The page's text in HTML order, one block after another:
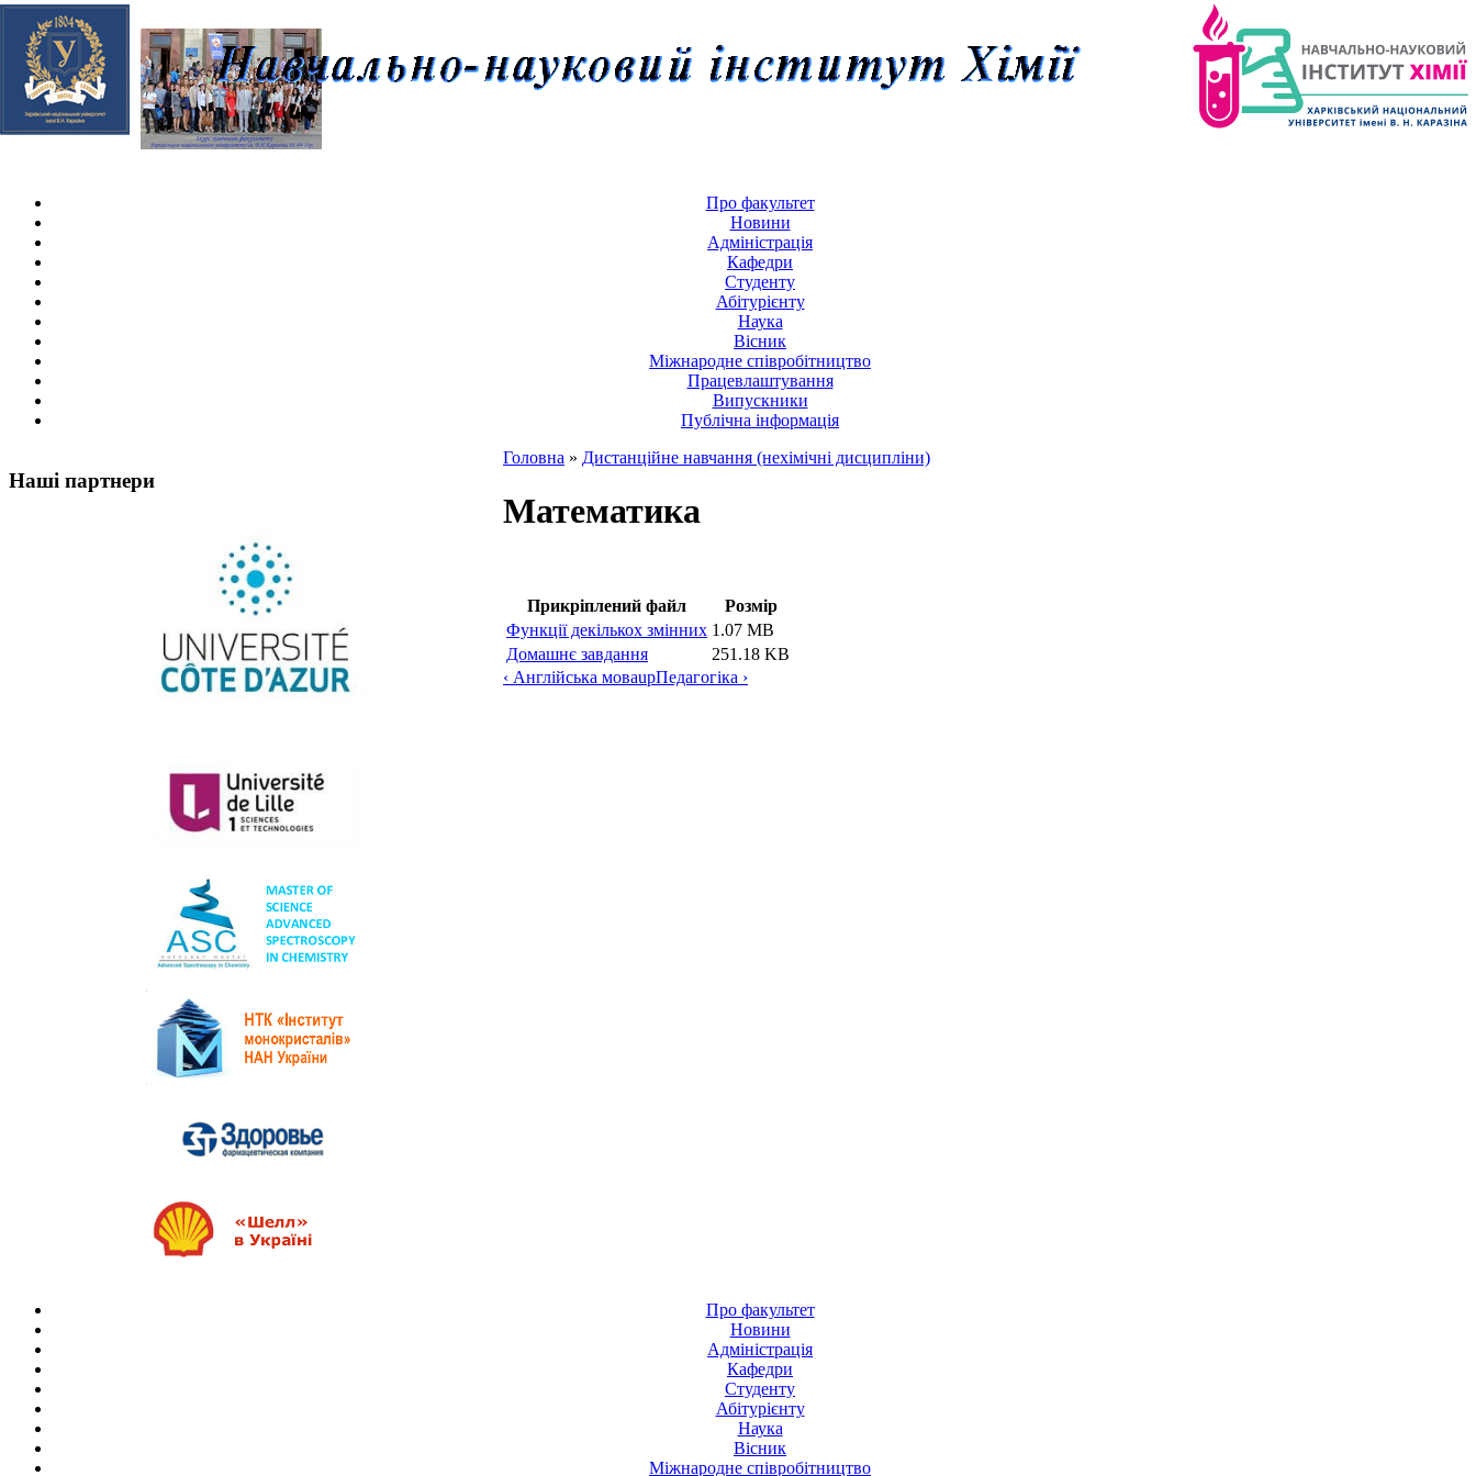
Skip navigation
Про факультет
Новини
Адміністрація
Кафедри
Студенту
Абітурієнту
Наука
Вісник
Міжнародне співробітництво
Працевлаштування
Випускники
Публічна інформація
Наші партнери
Головна » Дистанційне навчання (нехімічні дисципліни)
Математика
Прикріплений файл
Розмір
Функції декількох змінних 1.07 MB
Домашнє завдання
251.18 KB
‹ Англійська моваupПедагогіка ›
Про факультет
Новини
Адміністрація
Кафедри
Студенту
Абітурієнту
Наука
Вісник
Міжнародне співробітництво